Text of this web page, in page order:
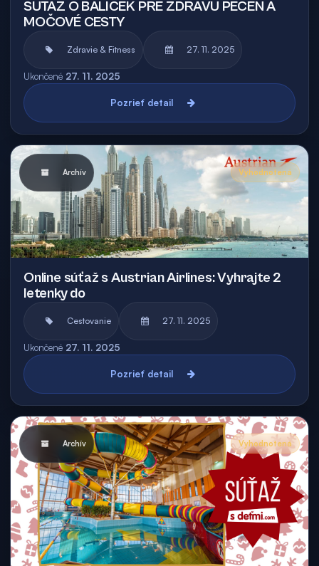
SÚŤAŽ O BALÍČEK PRE ZDRAVÚ PEČEŇ A
MOČOVÉ CESTY
Zdravie & Fitness 27. 11. 2025
Ukončené 27. 11. 2025
Pozrieť detail
Archív Vyhodnotená
Online súťaž s Austrian Airlines: Vyhrajte 2
letenky do
Cestovanie 27. 11. 2025
Ukončené 27. 11. 2025
Pozrieť detail
Archív Vyhodnotená